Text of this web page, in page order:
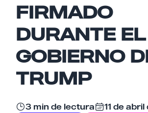
FIRMADO
DURANTE EL
GOBIERNO
TRUMP
3 min de lectura
11 de
Nombre